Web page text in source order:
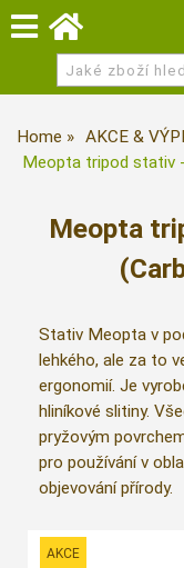
Home
AKCE &
Meopta tripod stativ
Meopta
Stativ Meopta v
lehkého, ale za to
ergonomií. Je
hliníkové slitiny.
pryžovým
pro používání v
objevování přírody.